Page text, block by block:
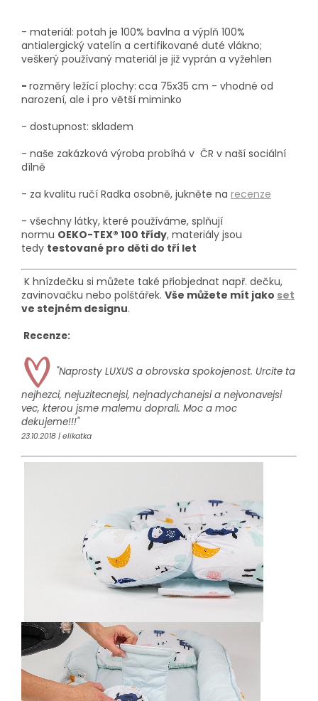
- materiál: potah je 100% bavlna a výplň 100%
antialergický vatelín a certifikované duté vlákno;
veškerý používaný materiál je již vyprán a vyžehlen
- rozměry ležící plochy: cca 75x35 cm - vhodné od
narození, ale i pro větší miminko
- dostupnost: skladem
- naše zakázková výroba probíhá v ČR v naší sociální
dílně
- za kvalitu ručí Radka osobně, jukněte na recenze
- všechny látky, které používáme, splňují
normu OEKO-TEX® 100 třídy, materiály jsou
tedy testované pro děti do tří let
K hnízdečku si můžete také přiobjednat např. dečku,
zavinovačku nebo polštářek. Vše můžete mít jako set
ve stejném designu.
Recenze:
"Naprosty LUXUS a obrovska spokojenost. Urcite ta
nejhezci, nejuzitecnejsi, nejnadychanejsi a nejvonavejsi
vec, kterou jsme malemu doprali. Moc a moc
dekujeme!!!"
23.10.2018 | elikatka